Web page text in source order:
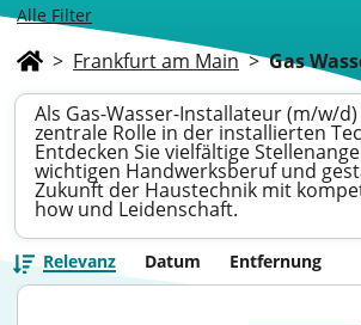
Alle Filter
> Frankfurt am Main > Gas
Als Gas-Wasser-Installateur (m/w/
zentrale Rolle in der installierten
Entdecken Sie vielfältige
wichtigen Handwerksberuf und
Zukunft der Haustechnik mit
how und Leidenschaft.
Relevanz Datum Entfernung